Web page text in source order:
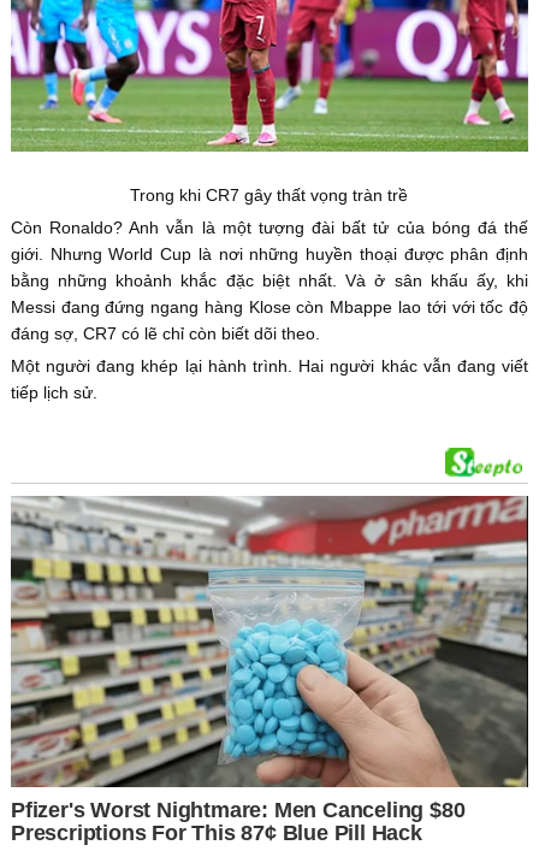
Trong khi CR7 gây thất vọng tràn trề
Còn Ronaldo? Anh vẫn là một tượng đài bất tử của bóng đá thế
giới. Nhưng World Cup là nơi những huyền thoại được phân định
bằng những khoảnh khắc đặc biệt nhất. Và ở sân khấu ấy, khi
Messi đang đứng ngang hàng Klose còn Mbappe lao tới với tốc độ
đáng sợ, CR7 có lẽ chỉ còn biết dõi theo.
Một người đang khép lại hành trình. Hai người khác vẫn đang viết
tiếp lịch sử.